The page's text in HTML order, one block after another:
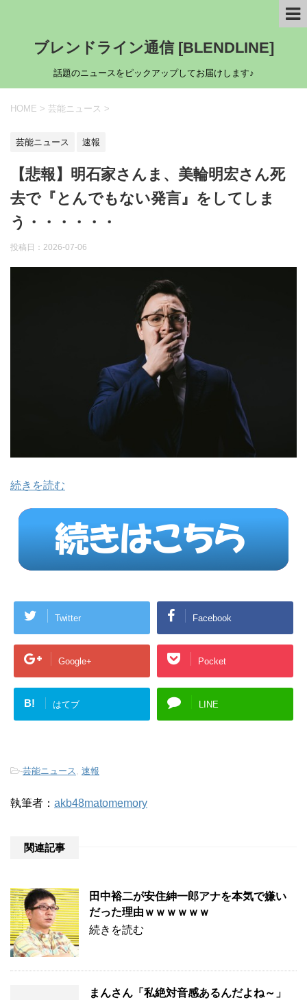
ブレンドライン通信 [BLENDLINE]
話題のニュースをピックアップしてお届けします♪
HOME > 芸能ニュース >
芸能ニュース 速報
【悲報】明石家さんま、美輪明宏さん死
去で『とんでもない発言』をしてしま
う・・・・・・
投稿日： 2026-07-06
続きを読む
Twitter Facebook
Google+ Pocket
B! はてブ LINE
-芸能ニュース, 速報
執筆者： akb48matomemory
関連記事
田中裕二が安住紳一郎アナを本気で嫌い
だった理由ｗｗｗｗｗｗ
続きを読む
まんさん「私絶対音感あるんだよね～」